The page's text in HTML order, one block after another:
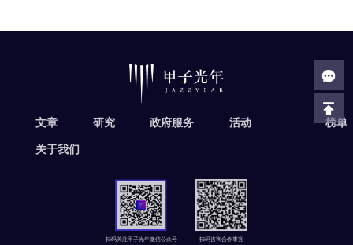
文章 研究 政府服务 活动 榜单
关于我们
扫码关注甲子光年微信公众号 扫码咨询合作事宜